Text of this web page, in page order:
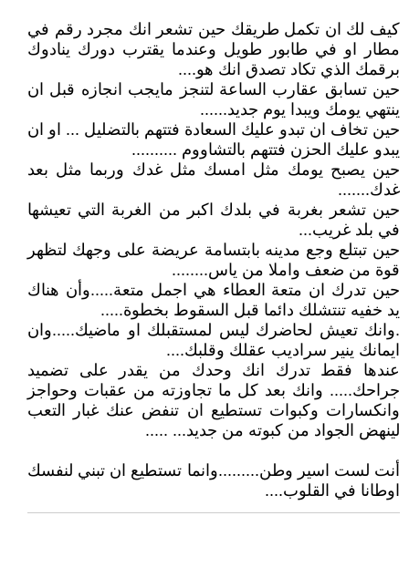
كيف لك ان تكمل طريقك حين تشعر انك مجرد رقم في
مطار او في طابور طويل وعندما يقترب دورك ينادوك
برقمك الذي تكاد تصدق انك هو....
حين تسابق عقارب الساعة لتنجز مايجب انجازه قبل ان
ينتهي يومك ويبدا يوم جديد......
حين تخاف ان تبدو عليك السعادة فتتهم بالتضليل ... او ان
يبدو عليك الحزن فتتهم بالتشاووم ..........
حين يصبح يومك مثل امسك مثل غدك وربما مثل بعد
غدك.......
حين تشعر بغربة في بلدك اكبر من الغربة التي تعيشها
في بلد غريب...
حين تبتلع وجع مدينه بابتسامة عريضة على وجهك لتظهر
قوة من ضعف واملا من ياس........
حين تدرك ان متعة العطاء هي اجمل متعة.....وأن هناك
يد خفيه تنتشلك دائما قبل السقوط بخطوة.....
.وانك تعيش لحاضرك ليس لمستقبلك او ماضيك.....وان
ايمانك ينير سراديب عقلك وقلبك....
عندها فقط تدرك انك وحدك من يقدر على تضميد
جراحك..... وانك بعد كل ما تجاوزته من عقبات وحواجز
وانكسارات وكبوات تستطيع ان تنفض عنك غبار التعب
لينهض الجواد من كبوته من جديد... .....
أنت لست اسير وطن.........وانما تستطيع ان تبني لنفسك
اوطانا في القلوب....